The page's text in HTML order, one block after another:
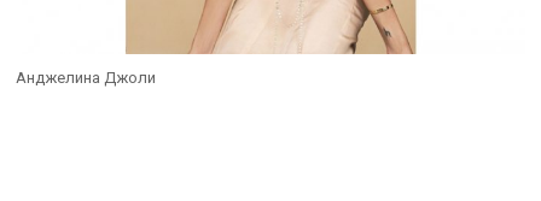
Анджелина Джоли